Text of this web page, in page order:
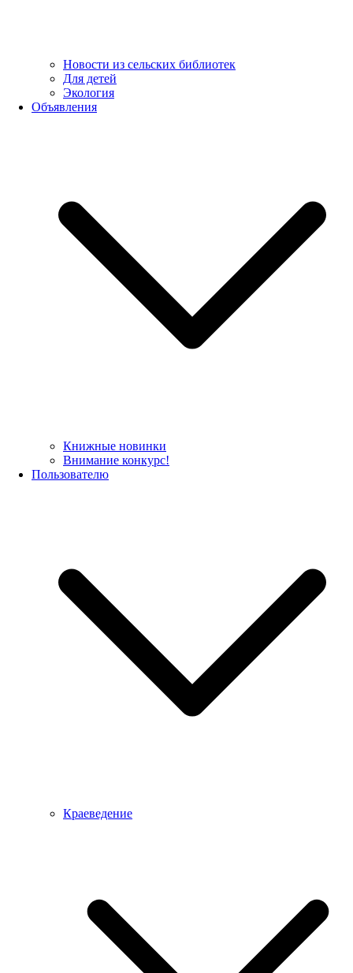
Новости из сельских библиотек
Для детей
Экология
Объявления
Книжные новинки
Внимание конкурс!
Пользователю
Краеведение